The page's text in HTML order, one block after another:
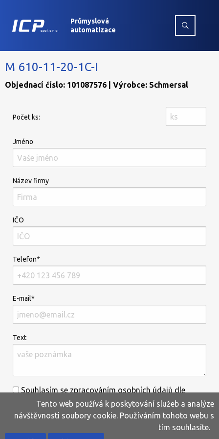
Průmyslová
automatizace
M 610-11-20-1C-I
Objednací číslo: 101087576 | Výrobce: Schmersal
Počet ks:
Jméno
Název firmy
IČO
Telefon*
E-mail*
Text
Souhlasím se zpracováním osobních údajů dle
informací uvedenýchzde.*
Tento web používá k poskytování služeb a analýze
návštěvnosti soubory cookie. Používáním tohoto webu s
tím souhlasíte.